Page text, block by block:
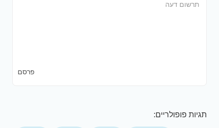
פרסם
תגיות פופולריים: